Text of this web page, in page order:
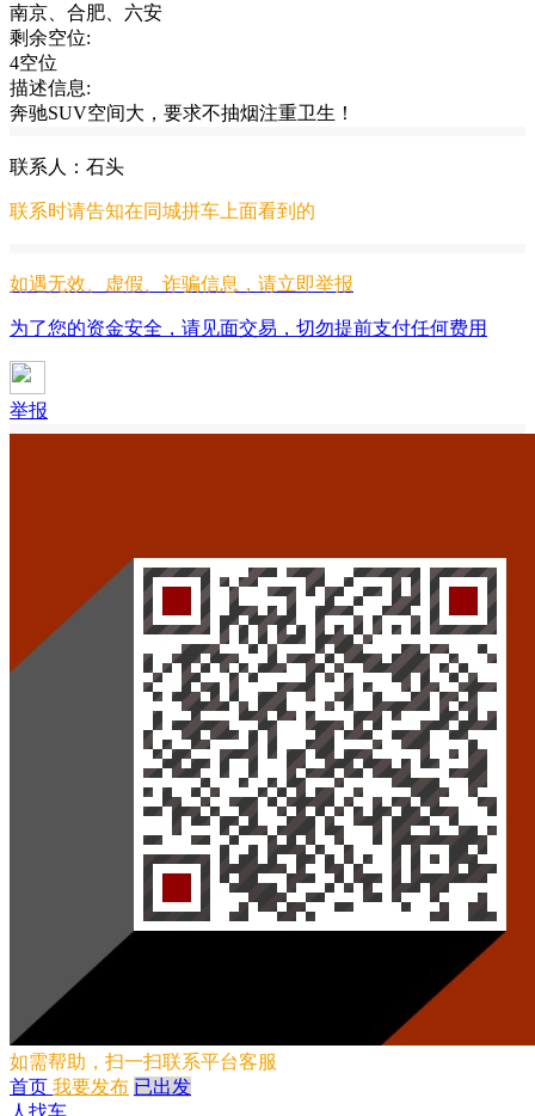
南京、合肥、六安
剩余空位:
4空位
描述信息:
奔驰SUV空间大，要求不抽烟注重卫生！
联系人：石头
联系时请告知在同城拼车 上面看到的
如遇无效、虚假、诈骗信息，请立即举报
为了您的资金安全，请见面交易，切勿提前支付任何费用
举报
如需帮助，扫一扫联系平台客服
首页 我要发布 已出发